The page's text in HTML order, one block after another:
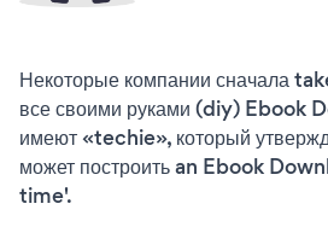
Некоторые компании сначала
все своими руками (diy) Ebook
имеют «techie», который
может построить an Ebook
time'.